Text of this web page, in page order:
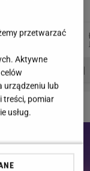
JOANNA
WISŁAWA SZYMBORSKA
przetwarzać
Aktywne
urządzeniu lub
treści, pomiar
usług.